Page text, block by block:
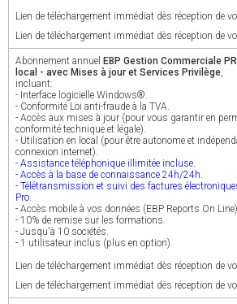
Lien de téléchargement immédiat dès réception de
Lien de téléchargement immédiat dès réception de
Abonnement annuel EBP Gestion Commerciale
local - avec Mises à jour et Services Privilège,
incluant:
- Interface logicielle Windows®.
- Conformité Loi anti-fraude à la TVA.
- Accès aux mises à jour (pour vous garantir en
conformité technique et légale).
- Utilisation en local (pour être autonome et
connexion internet).
- Assistance téléphonique illimitée incluse.
- Accès à la base de connaissance 24h/24h.
- Télétransmission et suivi des factures
Pro.
- Accès mobile à vos données (EBP Reports On
- 10% de remise sur les formations.
- Jusqu'à 10 sociétés.
- 1 utilisateur inclus (plus en option).
Lien de téléchargement immédiat dès réception de
Lien de téléchargement immédiat dès réception de